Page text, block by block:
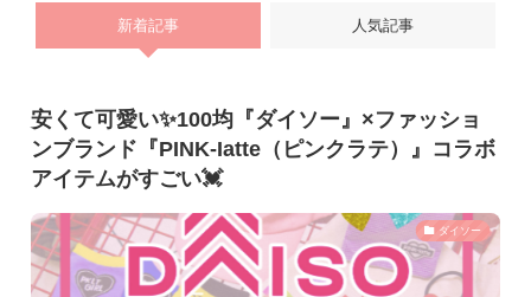
新着記事 人気記事
安くて可愛い✨100均『ダイソー』×ファッショ
ンブランド『PINK-Iatte（ピンクラテ）』コラボ
アイテムがすごい💓
ダイソー